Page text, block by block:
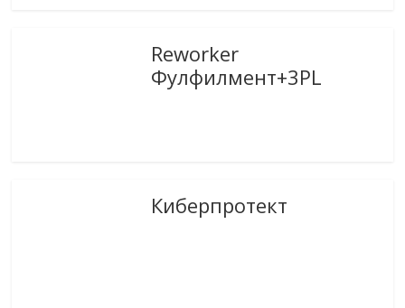
Reworker
Фулфилмент+3PL
Киберпротект